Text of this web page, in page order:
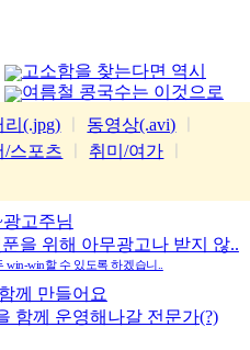
고소함을 찾는다면 역시
가평잣
여름철 콩국수는 이것으로
리(.jpg) 동영상(.avi)
/스포츠 취미/여가
고주님
을 위해 아무광고나 받지 않..
win-win할 수 있도록 하겠습니..
께 만들어요
함께 운영해나갈 전문가(?)